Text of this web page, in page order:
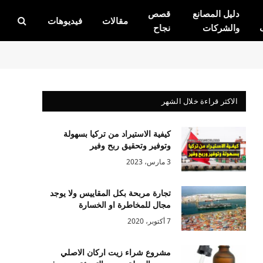
دليل المصانع
والشركات
قصص
نجاح
مقالات فيديوهات
الاكثر قراءة خلال الشهر
كيفية الاستيراد من تركيا بسهولة
وتوفير وتحقيق ربح وفير
3 مارس، 2023
تجارة مربحة بكل المقاييس ولا يوجد
مجال للمخاطرة او الخسارة
7 أكتوبر، 2020
مشروع شراء زيت اركان الاصلي